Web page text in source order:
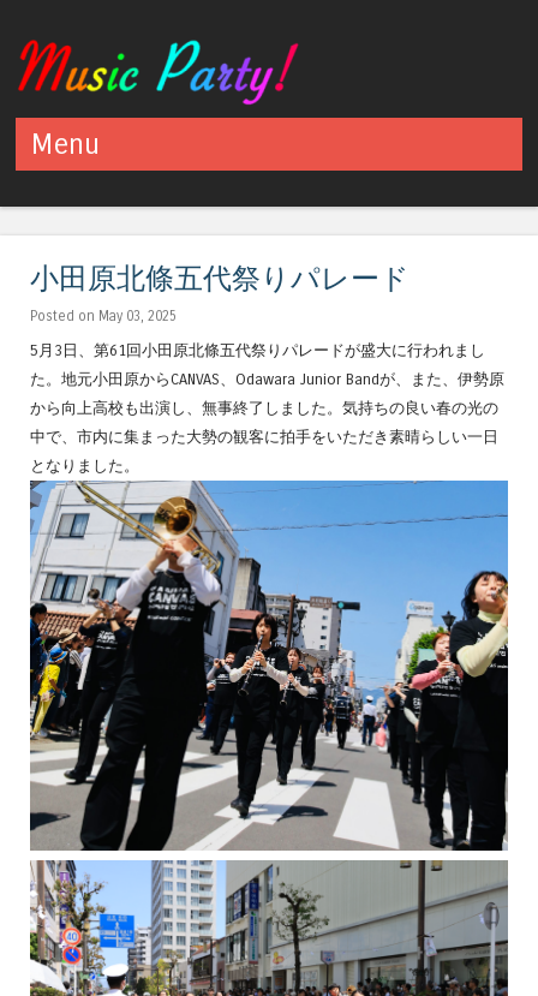
Menu
小田原北條五代祭りパレード
Posted on May 03, 2025
5月3日、第61回小田原北條五代祭りパレードが盛大に行われまし
た。地元小田原からCANVAS、Odawara Junior Bandが、また、伊勢原
から向上高校も出演し、無事終了しました。気持ちの良い春の光の
中で、市内に集まった大勢の観客に拍手をいただき素晴らしい一日
となりました。